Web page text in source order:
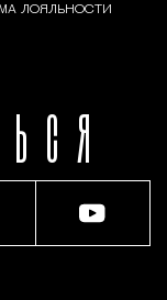
ЛОЯЛЬНОСТИ